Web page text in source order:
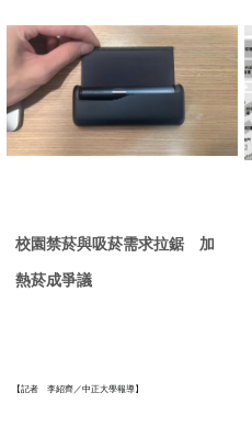
校園禁菸與吸菸需求拉鋸 加
熱菸成爭議
【記者 李紹齊／中正大學報導】